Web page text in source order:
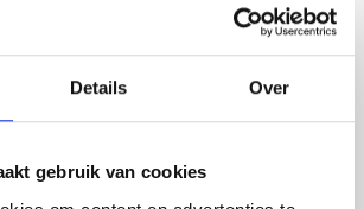
Details Over
gebruik van cookies